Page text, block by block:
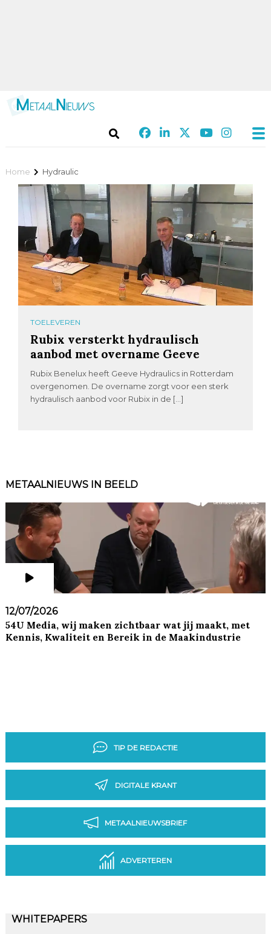
Home Hydraulic
TOELEVEREN
Rubix versterkt hydraulisch
aanbod met overname Geeve
Rubix Benelux heeft Geeve Hydraulics in Rotterdam
overgenomen. De overname zorgt voor een sterk
hydraulisch aanbod voor Rubix in de […]
METAALNIEUWS IN BEELD
12/07/2026
54U Media, wij maken zichtbaar wat jij maakt, met
Kennis, Kwaliteit en Bereik in de Maakindustrie
TIP DE REDACTIE
DIGITALE KRANT
METAALNIEUWSBRIEF
ADVERTEREN
WHITEPAPERS